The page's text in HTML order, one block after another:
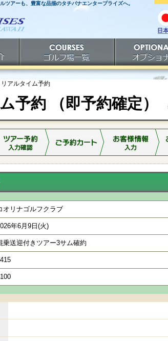
アーも、豊富な品揃のタチバナエンタープライズへ。
日
語
ゴルフ場一覧 オプショナルツ
リアルタイム予約
予約 （即予約確定）
オリナゴルフクラブ
年6月9日(火)
乗送迎付きツアー3サム確約